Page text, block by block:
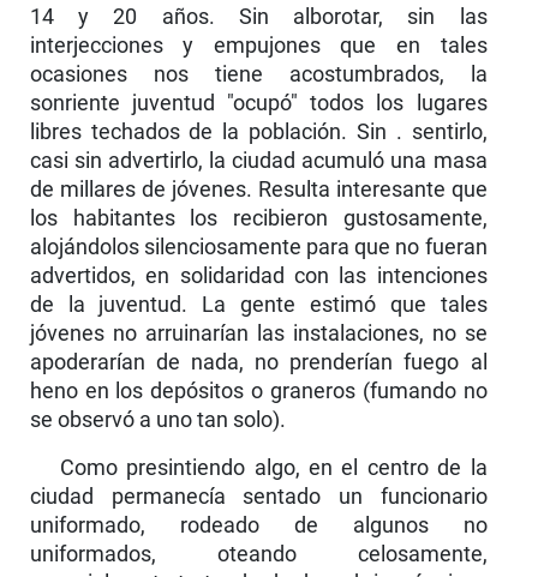
14 y 20 años. Sin alborotar, sin las
interjecciones y empu­jones que en tales
ocasiones nos tiene acostumbrados, la
sonriente juventud "ocupó" todos los lugares
libres techados de la población. Sin . sentirlo,
casi sin advertirlo, la ciudad acumuló una masa
de millares de jóvenes. Resulta interesante que
los habitantes los recibieron gustosamente,
alojándolos silenciosamente para que no fueran
advertidos, en solidaridad con las intenciones
de la juventud. La gente estimó que tales
jóvenes no arruinarían las instalaciones, no se
apoderarían de nada, no prenderían fuego al
heno en los depósitos o graneros (fumando no
se observó a uno tan solo).
Como presintiendo algo, en el centro de la
ciudad permanecía sentado un funcionario
uniformado, rodeado de algunos no
uniformados, oteando celosa­mente,